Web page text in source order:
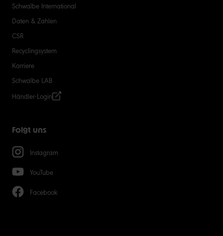
Schwalbe International
Daten & Zahlen
CSR
Recyclingsystem
Karriere
Schwalbe LAB
Händler-Login
Folgt uns
Instagram
YouTube
Facebook